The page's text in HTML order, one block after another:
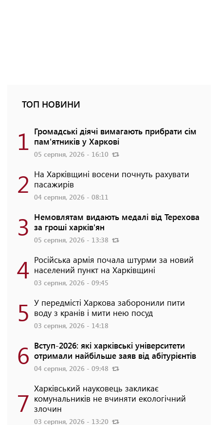
ТОП НОВИНИ
1 Громадські діячі вимагають прибрати сім
пам'ятників у Харкові
05 серпня, 2026 - 16:10
2 На Харківщині восени почнуть рахувати
пасажирів
04 серпня, 2026 - 08:11
3 Немовлятам видають медалі від Терехова
за гроші харків'ян
05 серпня, 2026 - 13:38
4 Російська армія почала штурми за новий
населений пункт на Харківщині
03 серпня, 2026 - 09:45
5 У передмісті Харкова заборонили пити
воду з кранів і мити нею посуд
03 серпня, 2026 - 14:18
6 Вступ-2026: які харківські університети
отримали найбільше заяв від абітурієнтів
04 серпня, 2026 - 09:48
7 Харківський науковець закликає
комунальників не вчиняти екологічний
злочин
03 серпня, 2026 - 13:20